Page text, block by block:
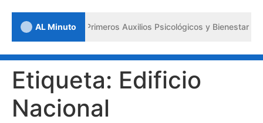
AL Minuto
Lara impulsa los «Primeros Auxilios Psicológicos y Bienestar
Etiqueta: Edificio
Nacional